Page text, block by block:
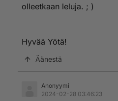
olleetkaan leluja. ; )
Hyvää Yötä!
Äänestä
Anonyymi
2024-02-28 03:46:23